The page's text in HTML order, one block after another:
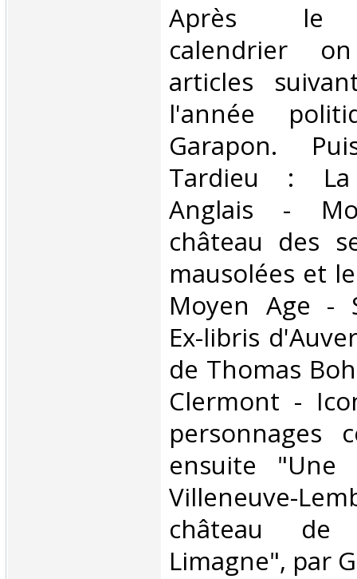
‎Après le
calendrier
articles
l'année
Garapon.
Tardieu :
Anglais -
château des
mausolées et
Moyen Age -
Ex-libris
de Thomas
Clermont -
personnages
ensuite "Une
Villeneuve-
château de
Limagne", par